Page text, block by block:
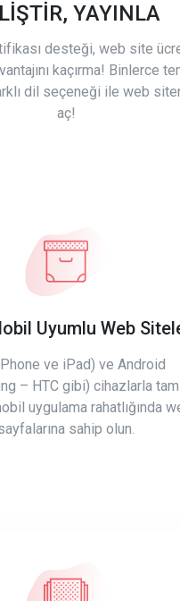
YAYINLA
desteği, web site
kaçırma! Binlerce
dil seçeneği ile web
aç!
Uyumlu Web
ve iPad) ve Android
– HTC gibi) cihazlarla tam
uygulama rahatlığında
sahip olun.